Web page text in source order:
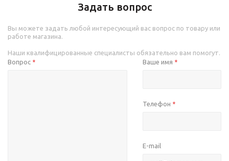
Задать вопрос
Вы можете задать любой интересующий вас вопрос по товару или
работе магазина.
Наши квалифицированные специалисты обязательно вам помогут.
Вопрос * Ваше имя *
Телефон *
E-mail